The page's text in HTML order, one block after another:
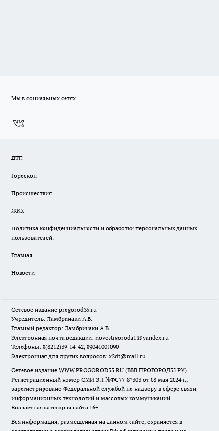
Мы в социальных сетях
ДТП
Гороскоп
Происшествия
ЖКХ
Политика конфиденциальности и обработки персональных данных
пользователей.
Главная
Новости
Сетевое издание progorod35.ru
Учредитель: Ламбринаки А.В.
Главный редактор: Ламбринаки А.В.
Электронная почта редакции: novostigoroda1@yandex.ru
Телефоны: 8(8212)39-14-42, 89041001090
Электронная для других вопросов: x2dt@mail.ru
Сетевое издание WWW.PROGOROD35.RU (ВВВ.ПРОГОРОД35.РУ).
Регистрационный номер СМИ ЭЛ №ФС77-87303 от 08 мая 2024 г.,
зарегистрировано Федеральной службой по надзору в сфере связи,
информационных технологий и массовых коммуникаций.
Возрастная категория сайта 16+.
Вся информация, размещенная на данном сайте, охраняется в